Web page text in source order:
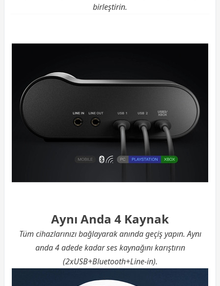
birleştirin.
Aynı Anda 4 Kaynak
Tüm cihazlarınızı bağlayarak anında geçiş yapın. Aynı
anda 4 adede kadar ses kaynağını karıştırın
(2xUSB+Bluetooth+Line-in).